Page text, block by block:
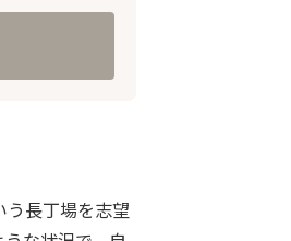
⻑丁場を志望